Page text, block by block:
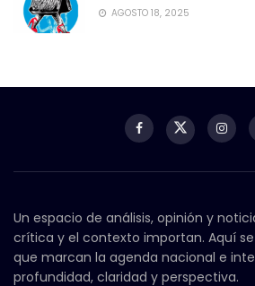
AGOSTO 18, 2025
Un espacio de análisis, opinión y
crítica y el contexto importan. Aquí
que marcan la agenda nacional e
profundidad, claridad y perspectiva.